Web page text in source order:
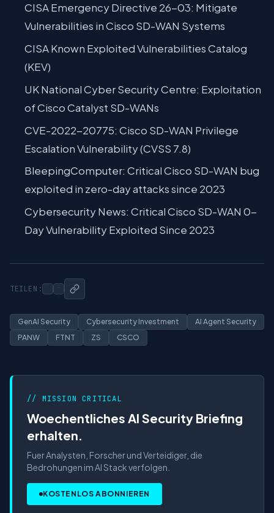
CISA Emergency Directive 26-03: Mitigate
Vulnerabilities in Cisco SD-WAN Systems
CISA Known Exploited Vulnerabilities Catalog
(KEV)
UK National Cyber Security Centre: Exploitation
of Cisco Catalyst SD-WANs
CVE-2022-20775: Cisco SD-WAN Privilege
Escalation Vulnerability (CVSS 7.8)
BleepingComputer: Critical Cisco SD-WAN bug
exploited in zero-day attacks since 2023
Cybersecurity News: Critical Cisco SD-WAN 0-
Day Vulnerability Exploited Since 2023
TEILEN:
GenAI Security Cybersecurity Investment
AI Agent Security
PANW
FTNT ZS CSCO
// MISSION CRITICAL
Woechentliches AI Security Briefing
erhalten.
Fuer Analysten, Forscher und Verteidiger, die
Bedrohungen im AI Stack verfolgen.
KOSTENLOS ABONNIEREN